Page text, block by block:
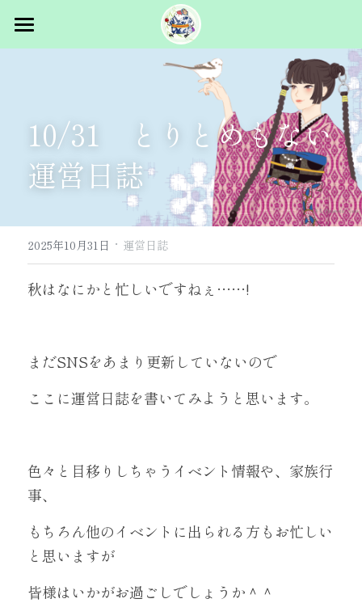
トップ
イベント概要
主催者挨拶
スタッフ募集
出展者向け
マルシェ出展
パフォーマンス出展
2025.5.31 vol.1 in浅草
2026.1.24 vol.2 浜松町
コラム
お問合せ
10/31　とりとめもない
運営日誌
2025年10月31日 · 運営日誌
秋はなにかと忙しいですねぇ……!
まだSNSをあまり更新していないので
ここに運営日誌を書いてみようと思います。
色々と目移りしちゃうイベント情報や、家族行
事、
もちろん他のイベントに出られる方もお忙しい
と思いますが
皆様はいかがお過ごしでしょうか＾＾